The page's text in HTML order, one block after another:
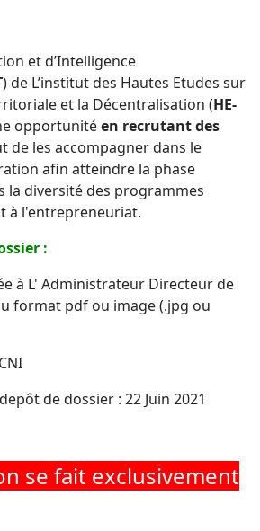
et d’Intelligence
) de L’institut des Hautes Etudes sur
et la Décentralisation (HE-
opportunitéen recrutant des
de les accompagner dans le
afin atteindre la phase
la diversité des programmes
à l'entrepreneuriat.
:
à L' Administrateur Directeur de
format pdf ou image (.jpg ou
de dossier : 22 Juin 2021
se fait exclusivement